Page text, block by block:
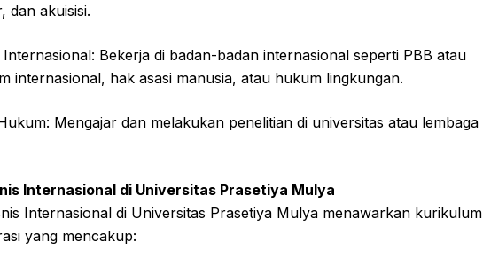
dan akuisisi.
Internasional: Bekerja di badan-badan internasional seperti PBB atau
internasional, hak asasi manusia, atau hukum lingkungan.
Mengajar dan melakukan penelitian di universitas atau lembaga
Internasional di Universitas Prasetiya Mulya
Internasional di Universitas Prasetiya Mulya menawarkan kurikulum
yang mencakup: